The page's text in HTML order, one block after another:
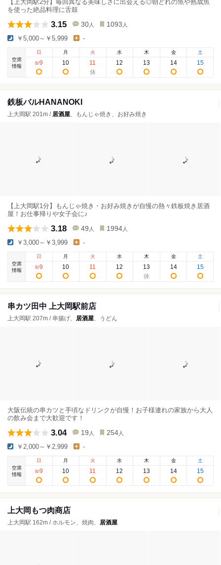
【上大岡駅2分】毎回異なる美味しさに出会える◎朝どれの魚や熟成魚
を使った絶品料理に舌鼓
3.15 30 人 1093 人
￥5,000～￥5,999 -
空席
情報
日
8/9
月
10
火
11
水
12
木
13
金
14
土
15
鉄板バルHANANOKI
上大岡駅 201m / 居酒屋、もんじゃ焼き、お好み焼き
【上大岡駅1分】もんじゃ焼き・お好み焼きが自慢の熱々鉄板焼き居酒
屋！お仕事帰りや女子会に♪
3.18 49 人 1994 人
￥3,000～￥3,999 -
空席
情報
日
8/9
月
10
火
11
水
12
木
13
金
14
土
15
串カツ田中 上大岡駅前店
上大岡駅 207m / 串揚げ、 居酒屋、うどん
大阪伝統の串カツと手頃なドリンクが自慢！お子様連れの家族から大人
の飲み会まで大歓迎です！
3.04 19 人 254 人
￥2,000～￥2,999 -
空席
情報
日
8/9
月
10
火
11
水
12
木
13
金
14
土
15
上大岡もつ肉商店
上大岡駅 162m / ホルモン、焼肉、 居酒屋